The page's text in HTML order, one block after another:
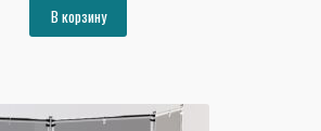
составляла
25984₽.
В корзину